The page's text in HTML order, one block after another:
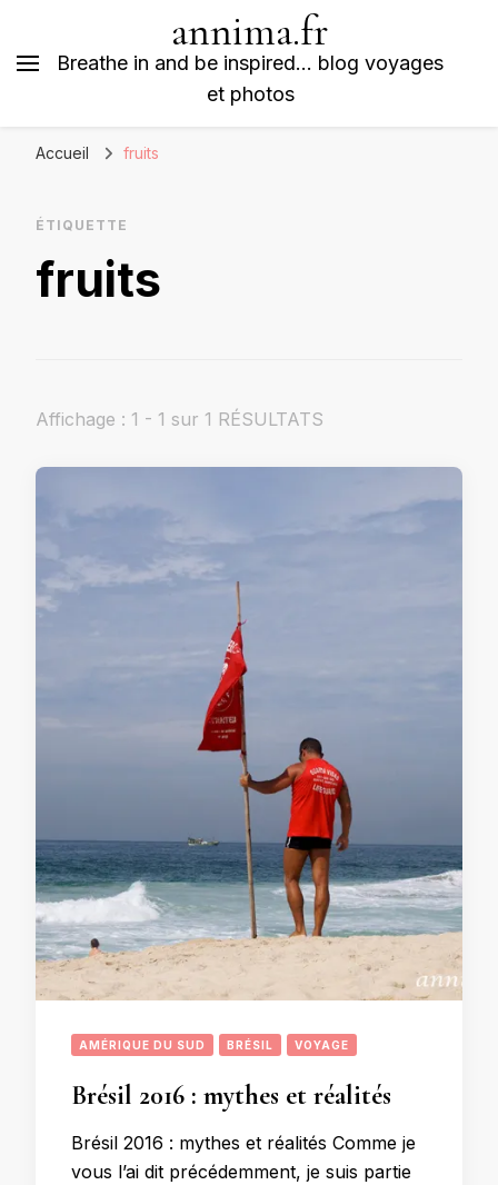
annima.fr
Breathe in and be inspired… blog voyages
et photos
Accueil fruits
ÉTIQUETTE
fruits
Affichage : 1 - 1 sur 1 RÉSULTATS
AMÉRIQUE DU SUD BRÉSIL VOYAGE
Brésil 2016 : mythes et réalités
Brésil 2016 : mythes et réalités Comme je
vous l’ai dit précédemment, je suis partie